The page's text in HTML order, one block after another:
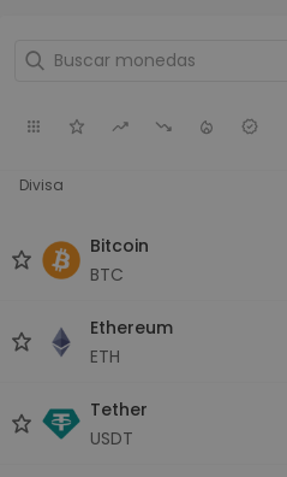
Divisa
Bitcoin
BTC
Ethereum
ETH
Tether
USDT